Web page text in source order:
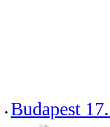
• Budapest